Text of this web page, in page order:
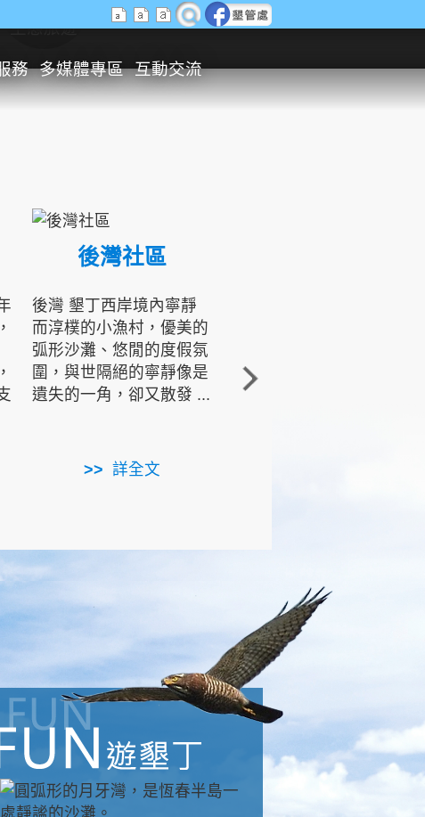
務 多媒體專區 互動交流
生態旅遊
後灣社區
後灣 墾丁西岸境內寧靜
而淳樸的小漁村，優美的
弧形沙灘、悠閒的度假氛
圍，與世隔絕的寧靜像是
遺失的一角，卻又散發 ...
詳全文
角的端點，冬季海浪拍打
著礁岸，旺盛的侵蝕作